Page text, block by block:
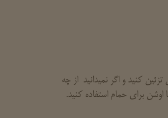
کنید و اگر نمیدانید از چه
اوشن برای حمام استفاده کنید.